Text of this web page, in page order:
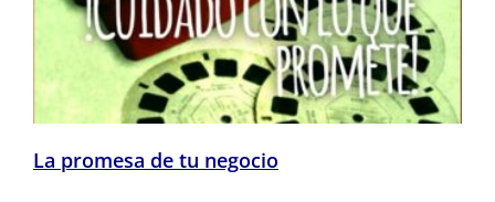
La promesa de tu negocio